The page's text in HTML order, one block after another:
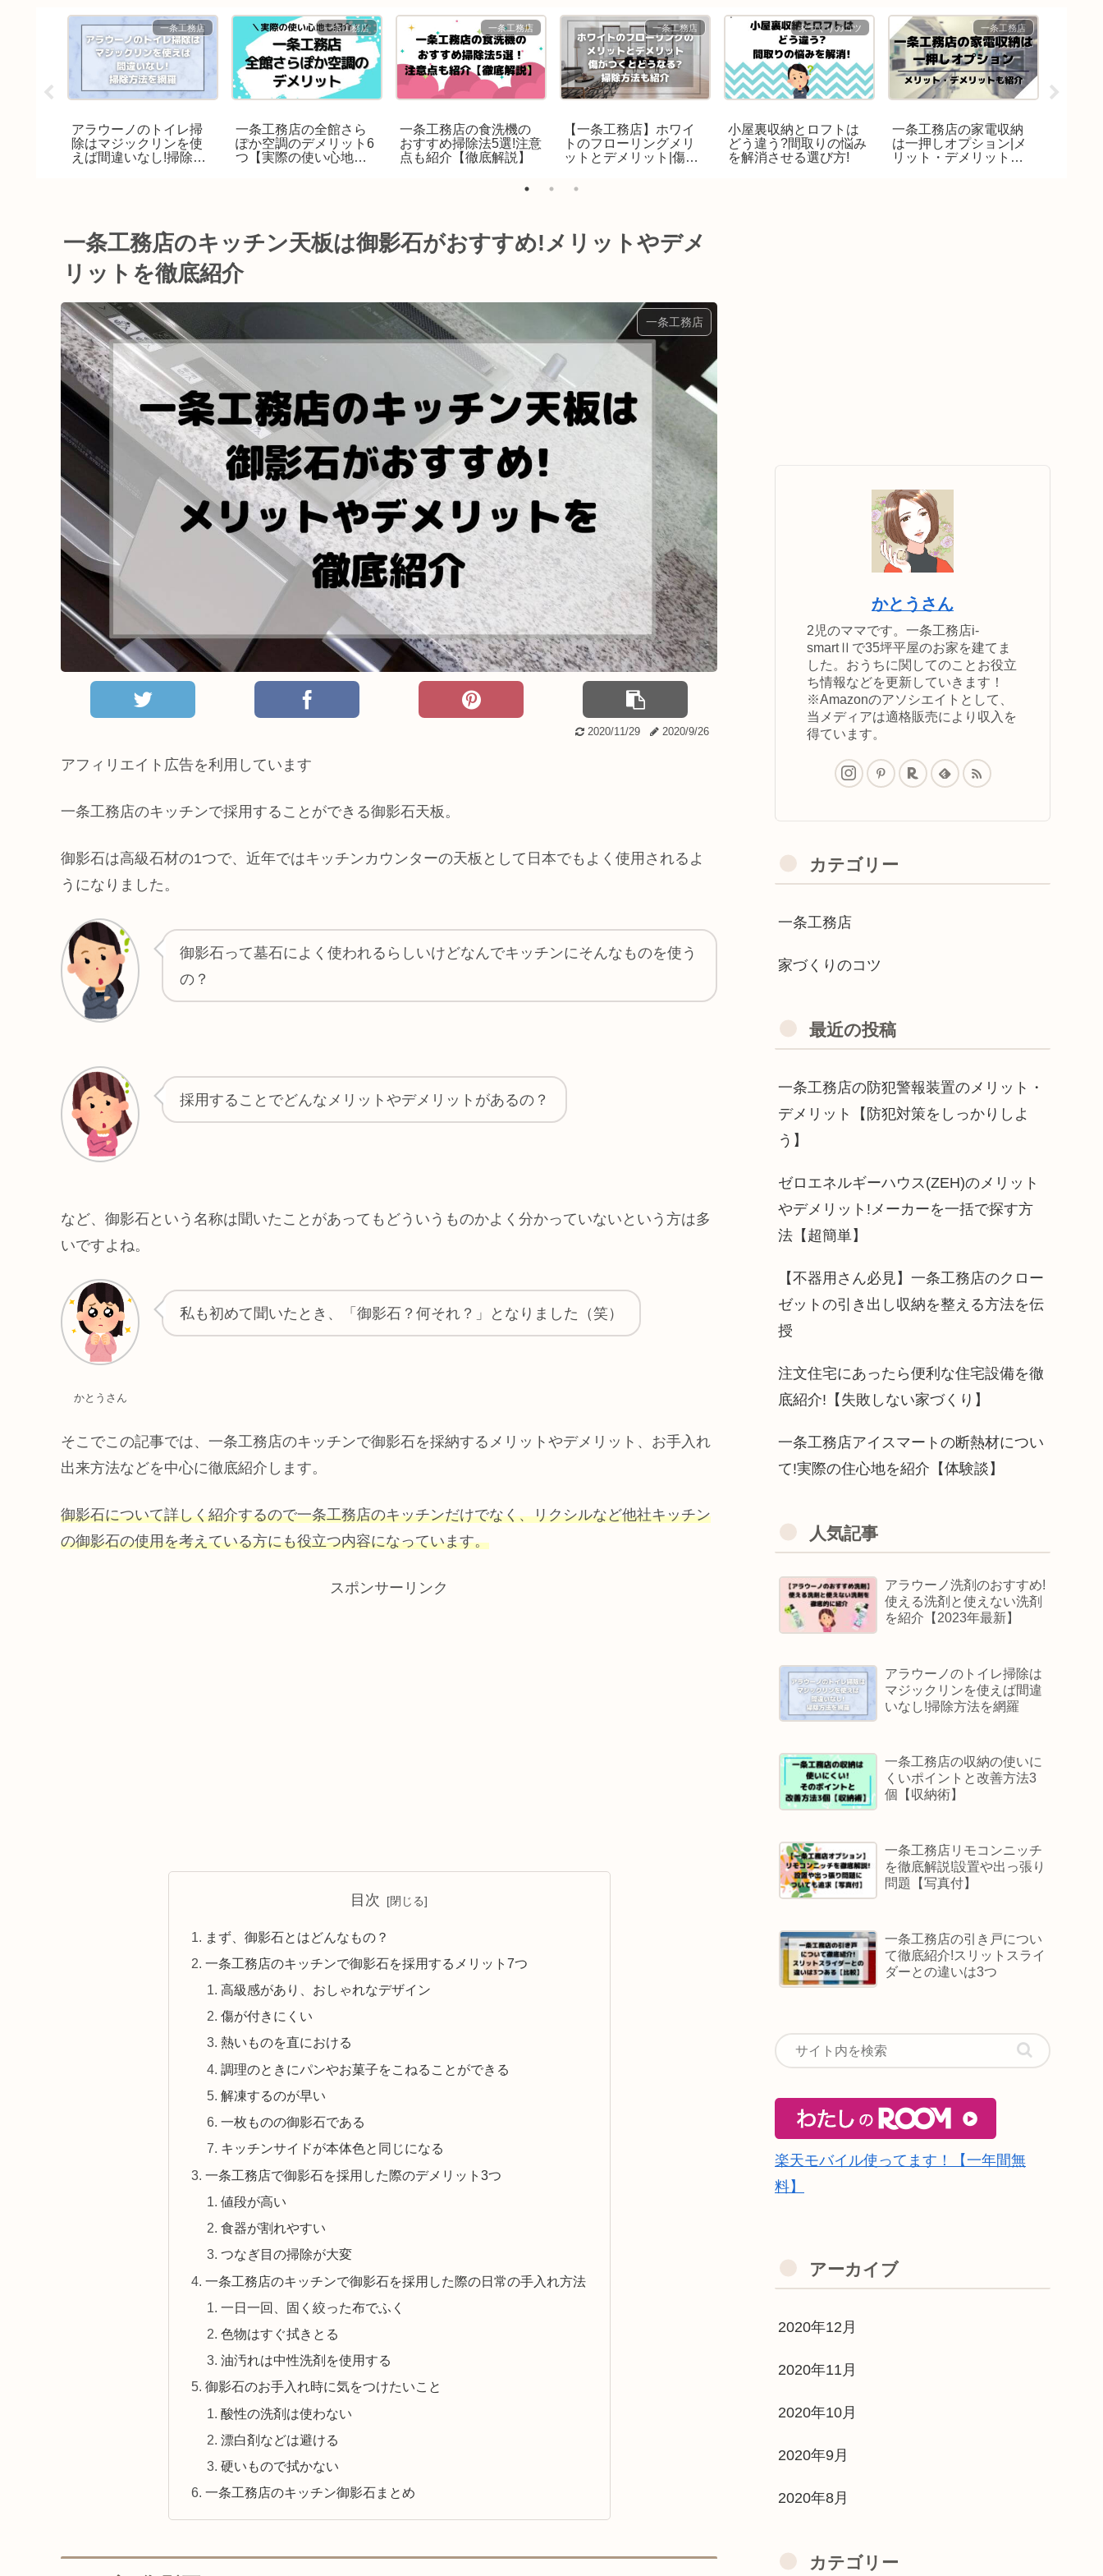
一条工務店
アラウーノのトイレ掃
除はマジックリンを使
えば間違いなし!掃除方
一条工務店
一条工務店の全館さら
ぽか空調のデメリット6
つ【実際の使い心地も
一条工務店
一条工務店の食洗機の
おすすめ掃除法5選!注意
点も紹介【徹底解説】
一条工務店
【一条工務店】ホワイ
トのフローリングメリ
ットとデメリット|傷が
実】
家づくりのコツ
小屋裏収納とロフトは
どう違う?間取りの悩み
を解消させる選び方!
一条工務店
一条工務店の家電収納
は一押しオプション|メ
リット・デメリットも
一条工務店のキッチン天板は御影石がおすすめ!メリットやデメ
リットを徹底紹介
一条工務店
2020/11/29 2020/9/26
アフィリエイト広告を利用しています
一条工務店のキッチンで採用することができる御影石天板。
御影石は高級石材の1つで、近年ではキッチンカウンターの天板として日本でもよく使用されるよ
うになりました。
御影石って墓石によく使われるらしいけどなんでキッチンにそんなものを使う
の？
採用することでどんなメリットやデメリットがあるの？
など、御影石という名称は聞いたことがあってもどういうものかよく分かっていないという方は多
いですよね。
かとうさん
私も初めて聞いたとき、「御影石？何それ？」となりました（笑）
そこでこの記事では、一条工務店のキッチンで御影石を採納するメリットやデメリット、お手入れ
出来方法などを中心に徹底紹介します。
御影石について詳しく紹介するので一条工務店のキッチンだけでなく、リクシルなど他社キッチン
の御影石の使用を考えている方にも役立つ内容になっています。
スポンサーリンク
目次
まず、御影石とはどんなもの？
一条工務店のキッチンで御影石を採用するメリット7つ
高級感があり、おしゃれなデザイン
傷が付きにくい
熱いものを直における
調理のときにパンやお菓子をこねることができる
解凍するのが早い
一枚ものの御影石である
キッチンサイドが本体色と同じになる
一条工務店で御影石を採用した際のデメリット3つ
値段が高い
食器が割れやすい
つなぎ目の掃除が大変
一条工務店のキッチンで御影石を採用した際の日常の手入れ方法
一日一回、固く絞った布でふく
色物はすぐ拭きとる
油汚れは中性洗剤を使用する
御影石のお手入れ時に気をつけたいこと
酸性の洗剤は使わない
漂白剤などは避ける
硬いもので拭かない
一条工務店のキッチン御影石まとめ
かとうさん
2児のママです。一条工務店i-
smartⅡで35坪平屋のお家を建てま
した。おうちに関してのことお役立
ち情報などを更新していきます！
※Amazonのアソシエイトとして、
当メディアは適格販売により収入を
得ています。
カテゴリー
一条工務店
家づくりのコツ
最近の投稿
一条工務店の防犯警報装置のメリット・
デメリット【防犯対策をしっかりしよ
う】
ゼロエネルギーハウス(ZEH)のメリット
やデメリット!メーカーを一括で探す方
法【超簡単】
【不器用さん必見】一条工務店のクロー
ゼットの引き出し収納を整える方法を伝
授
注文住宅にあったら便利な住宅設備を徹
底紹介!【失敗しない家づくり】
一条工務店アイスマートの断熱材につい
て!実際の住心地を紹介【体験談】
人気記事
アラウーノ洗剤のおすすめ!
使える洗剤と使えない洗剤
を紹介【2023年最新】
アラウーノのトイレ掃除は
マジックリンを使えば間違
いなし!掃除方法を網羅
一条工務店の収納の使いに
くいポイントと改善方法3
個【収納術】
一条工務店リモコンニッチ
を徹底解説!設置や出っ張り
問題【写真付】
一条工務店の引き戸につい
て徹底紹介!スリットスライ
ダーとの違いは3つ
楽天モバイル使ってます！【一年間無
料】
アーカイブ
2020年12月
2020年11月
2020年10月
2020年9月
2020年8月
カテゴリー